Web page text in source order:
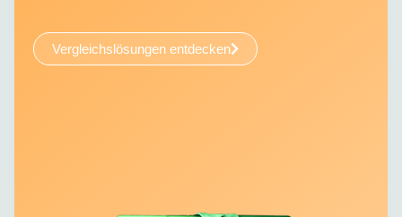
Vergleichslösungen entdecken